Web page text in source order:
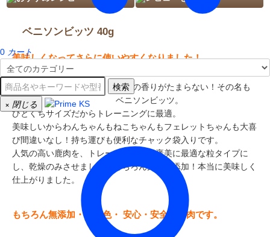
0 カート
検索
× 閉じる
ベニソンビッツ 40g
美味しくなってさらに使いやすくなりました！
お肉の香りがたまらない！その名も
ベニソンビッツ。
ひとくちサイズだからトレーニングに最適。
美味しいからわんちゃんもねこちゃんもフェレットちゃんも大喜
び間違いなし！持ち運びも便利なチャック袋入りです。
人気の高い鹿肉を、トレーニングやご褒美に最適な粒タイプに
し、乾燥のみさせました。もちろん完全無添加！本当に美味しく
仕上がりました。
もちろん無添加・無着色・ 安心・安全なお肉です。